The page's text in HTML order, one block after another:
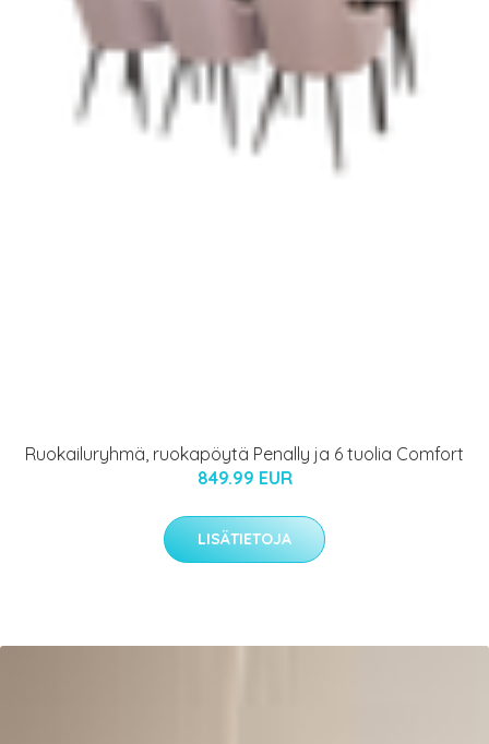
Ruokailuryhmä, ruokapöytä Penally ja 6 tuolia Comfort
849.99 EUR
LISÄTIETOJA